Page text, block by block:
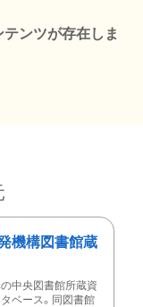
ンツが存在しま
機構図書館蔵
中央図書館所蔵資
ベース。同図書館